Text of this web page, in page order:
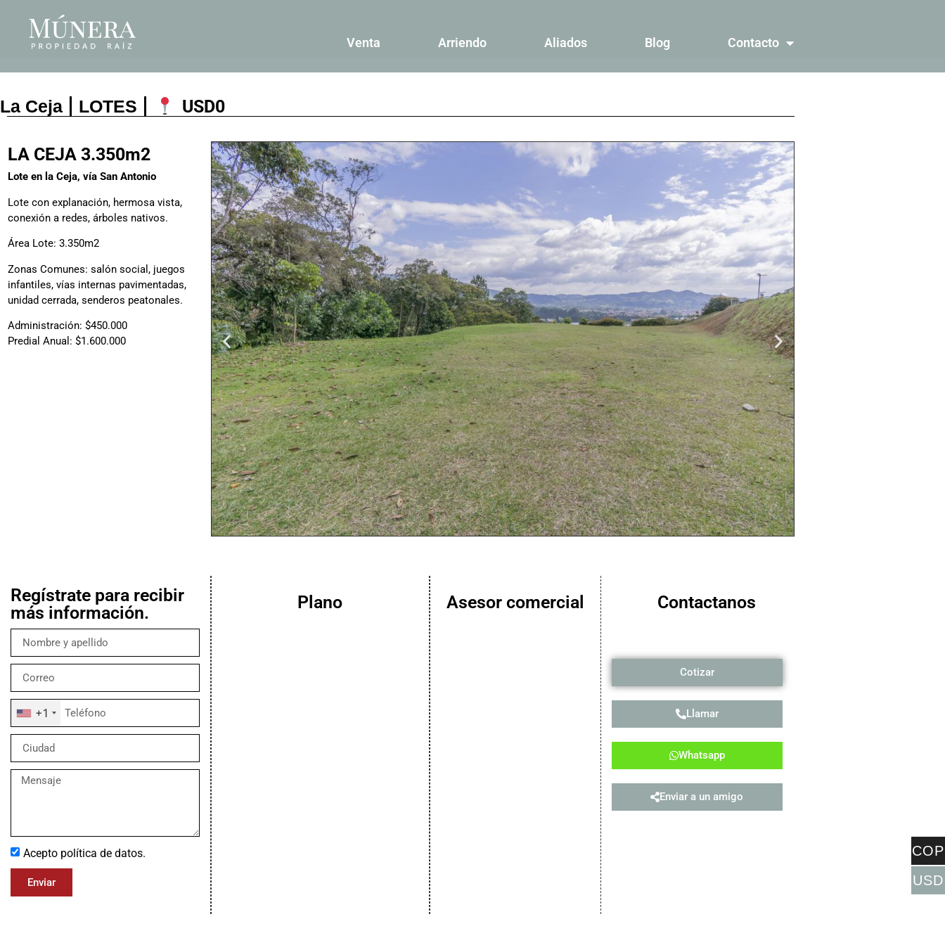
Venta Arriendo Aliados Blog Contacto
La Ceja LOTES USD0
LA CEJA 3.350m2
Lote en la Ceja, vía San Antonio
Lote con explanación, hermosa vista,
conexión a redes, árboles nativos.
Área Lote: 3.350m2
Zonas Comunes: salón social, juegos
infantiles, vías internas pavimentadas,
unidad cerrada, senderos peatonales.
Administración: $450.000
Predial Anual: $1.600.000
Regístrate para recibir
más información.
+1
Acepto política de datos.
Enviar
Plano Asesor comercial Contactanos
Cotizar
Llamar
Whatsapp
Enviar a un amigo
COP
USD